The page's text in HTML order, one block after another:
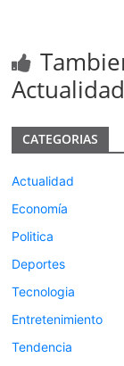
Actualidad
CATEGORIAS
Actualidad
Economía
Politica
Deportes
Tecnologia
Entretenimiento
Tendencia